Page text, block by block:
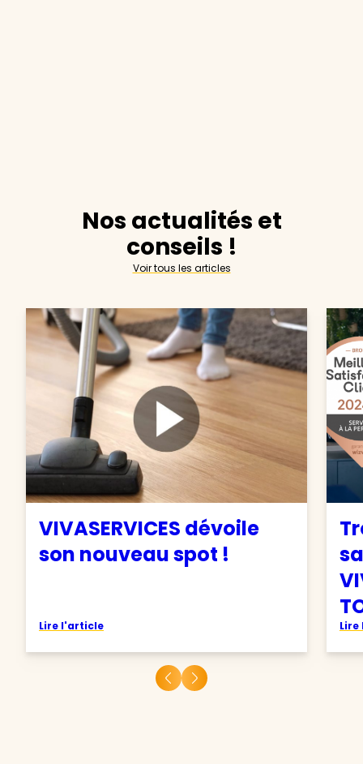
Nos actualités et
conseils !
Voir tous les articles
VIVASERVICES dévoile
son nouveau spot !
Lire l'article